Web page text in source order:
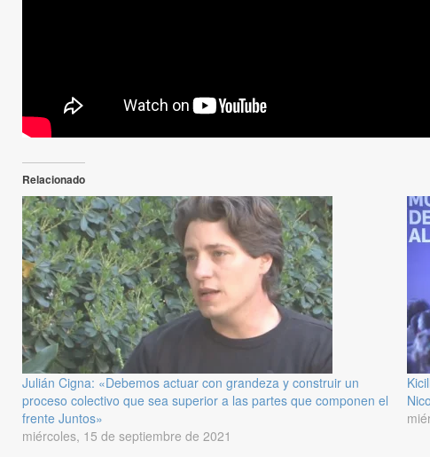
Relacionado
Julián Cigna: «Debemos actuar con grandeza y construir un
proceso colectivo que sea superior a las partes que componen el
frente Juntos»
miércoles, 15 de septiembre de 2021